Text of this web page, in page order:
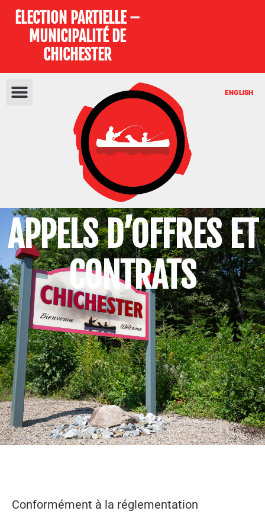
ÉLECTION PARTIELLE –
MUNICIPALITÉ DE
CHICHESTER
ENGLISH
APPELS D’OFFRES ET
CONTRATS
Conformément à la réglementation